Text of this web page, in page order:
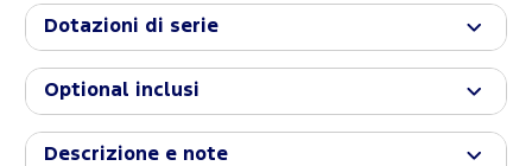
Dotazioni di serie
Optional inclusi
Descrizione e note